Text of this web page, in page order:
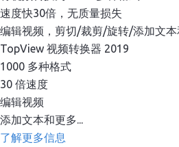
速度快30倍，无质量损失
编辑视频，剪切/裁剪/旋转/添加文本
TopView 视频转换器 2019
1000 多种格式
30 倍速度
编辑视频
添加文本和更多...
了解更多信息